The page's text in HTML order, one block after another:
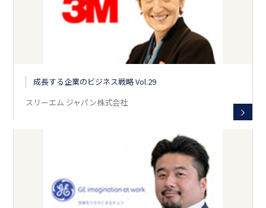
成長する企業のビジネス戦略 Vol.29
スリーエム ジャパン株式会社